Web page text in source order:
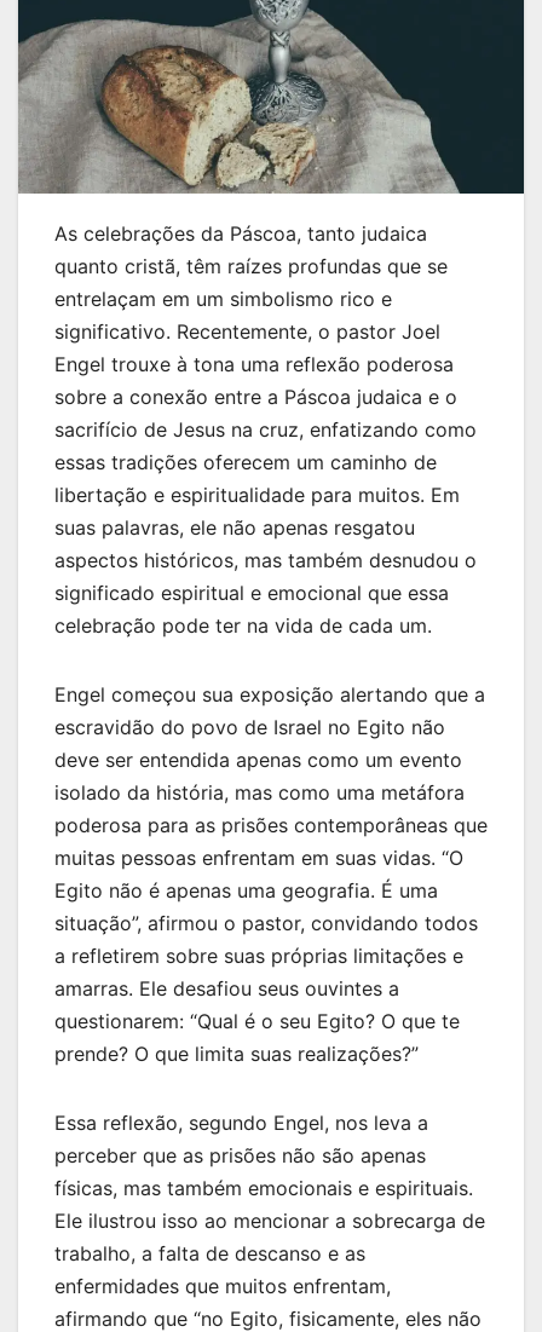
As celebrações da Páscoa, tanto judaica
quanto cristã, têm raízes profundas que se
entrelaçam em um simbolismo rico e
significativo. Recentemente, o pastor Joel
Engel trouxe à tona uma reflexão poderosa
sobre a conexão entre a Páscoa judaica e o
sacrifício de Jesus na cruz, enfatizando como
essas tradições oferecem um caminho de
libertação e espiritualidade para muitos. Em
suas palavras, ele não apenas resgatou
aspectos históricos, mas também desnudou o
significado espiritual e emocional que essa
celebração pode ter na vida de cada um.
Engel começou sua exposição alertando que a
escravidão do povo de Israel no Egito não
deve ser entendida apenas como um evento
isolado da história, mas como uma metáfora
poderosa para as prisões contemporâneas que
muitas pessoas enfrentam em suas vidas. “O
Egito não é apenas uma geografia. É uma
situação”, afirmou o pastor, convidando todos
a refletirem sobre suas próprias limitações e
amarras. Ele desafiou seus ouvintes a
questionarem: “Qual é o seu Egito? O que te
prende? O que limita suas realizações?”
Essa reflexão, segundo Engel, nos leva a
perceber que as prisões não são apenas
físicas, mas também emocionais e espirituais.
Ele ilustrou isso ao mencionar a sobrecarga de
trabalho, a falta de descanso e as
enfermidades que muitos enfrentam,
afirmando que “no Egito, fisicamente, eles não